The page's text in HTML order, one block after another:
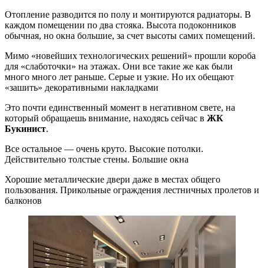
Отопление разводится по полу и монтируются радиаторы. В
каждом помещении по два стояка. Высота подоконников
обычная, но окна большие, за счет высоты самих помещений.
Мимо «новейших технологических решений» прошли короба
для «слаботочки» на этажах. Они все такие же как были
много много лет раньше. Серые и узкие. Но их обещают
«зашить» декоративными накладками
Это почти единственный момент в негативном свете, на
который обращаешь внимание, находясь сейчас в ЖК
Букинист.
Все остальное — очень круто. Высокие потолки.
Действительно толстые стены. Большие окна
Хорошие металлические двери даже в местах общего
пользования. Прикольные ограждения лестничных пролетов и
балконов